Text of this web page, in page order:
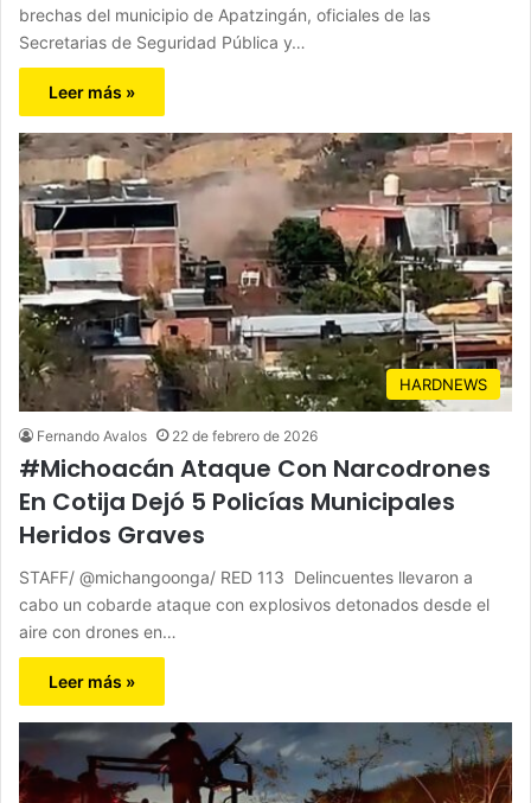
brechas del municipio de Apatzingán, oficiales de las
Secretarias de Seguridad Pública y…
Leer más »
HARDNEWS
Fernando Avalos 22 de febrero de 2026
#Michoacán Ataque Con Narcodrones
En Cotija Dejó 5 Policías Municipales
Heridos Graves
STAFF/ @michangoonga/ RED 113 Delincuentes llevaron a
cabo un cobarde ataque con explosivos detonados desde el
aire con drones en…
Leer más »